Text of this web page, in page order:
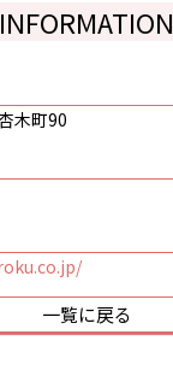
INFORMATION
木町90
一覧に戻る